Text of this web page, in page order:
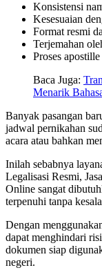
Konsistensi
Kesesuaian
Format resmi
Terjemahan
Proses
Baca Juga:
Menarik
Banyak pasangan
jadwal pernikahan
acara atau bahkan
Inilah sebabnya
Legalisasi Resmi,
Online sangat
terpenuhi tanpa
Dengan
dapat menghindari
dokumen siap
negeri.